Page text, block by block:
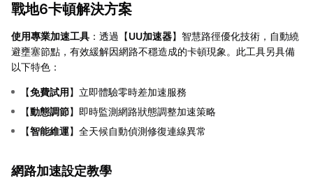
戰地6卡頓解決方案
使用專業加速工具 ：透過【UU加速器】智慧路徑優化技術，自動繞
避壅塞節點，有效緩解因網路不穩造成的卡頓現象。此工具另具備
以下特色：
【免費試用】立即體驗零時差加速服務
【動態調節】即時監測網路狀態調整加速策略
【智能維運】全天候自動偵測修復連線異常
網路加速設定教學